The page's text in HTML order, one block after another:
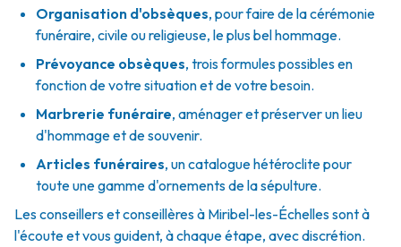
Organisation d'obsèques, pour faire de la cérémonie
funéraire, civile ou religieuse, le plus bel hommage.
Prévoyance obsèques, trois formules possibles en
fonction de votre situation et de votre besoin.
Marbrerie funéraire, aménager et préserver un lieu
d'hommage et de souvenir.
Articles funéraires, un catalogue hétéroclite pour
toute une gamme d'ornements de la sépulture.
Les conseillers et conseillères à Miribel-les-Échelles sont à
l'écoute et vous guident, à chaque étape, avec discrétion.